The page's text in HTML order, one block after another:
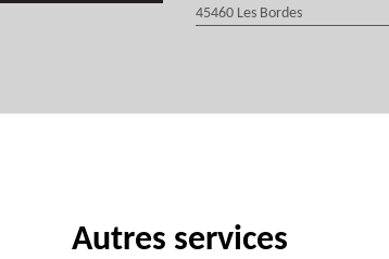
45460 Les Bordes
Autres services